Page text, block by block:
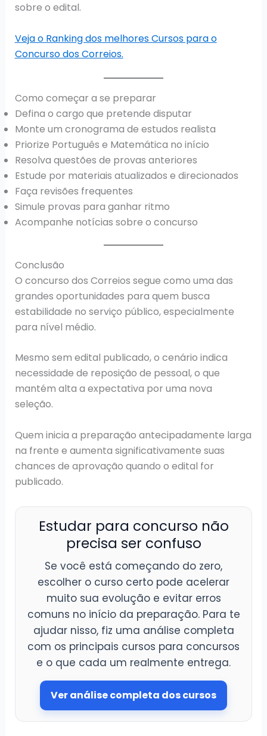
sobre o edital.
Veja o Ranking dos melhores Cursos para o
Concurso dos Correios.
Como começar a se preparar
Defina o cargo que pretende disputar
Monte um cronograma de estudos realista
Priorize Português e Matemática no início
Resolva questões de provas anteriores
Estude por materiais atualizados e direcionados
Faça revisões frequentes
Simule provas para ganhar ritmo
Acompanhe notícias sobre o concurso
Conclusão
O concurso dos Correios segue como uma das
grandes oportunidades para quem busca
estabilidade no serviço público, especialmente
para nível médio.
Mesmo sem edital publicado, o cenário indica
necessidade de reposição de pessoal, o que
mantém alta a expectativa por uma nova
seleção.
Quem inicia a preparação antecipadamente larga
na frente e aumenta significativamente suas
chances de aprovação quando o edital for
publicado.
Estudar para concurso não
precisa ser confuso
Se você está começando do zero,
escolher o curso certo pode acelerar
muito sua evolução e evitar erros
comuns no início da preparação. Para te
ajudar nisso, fiz uma análise completa
com os principais cursos para concursos
e o que cada um realmente entrega.
Ver análise completa dos cursos